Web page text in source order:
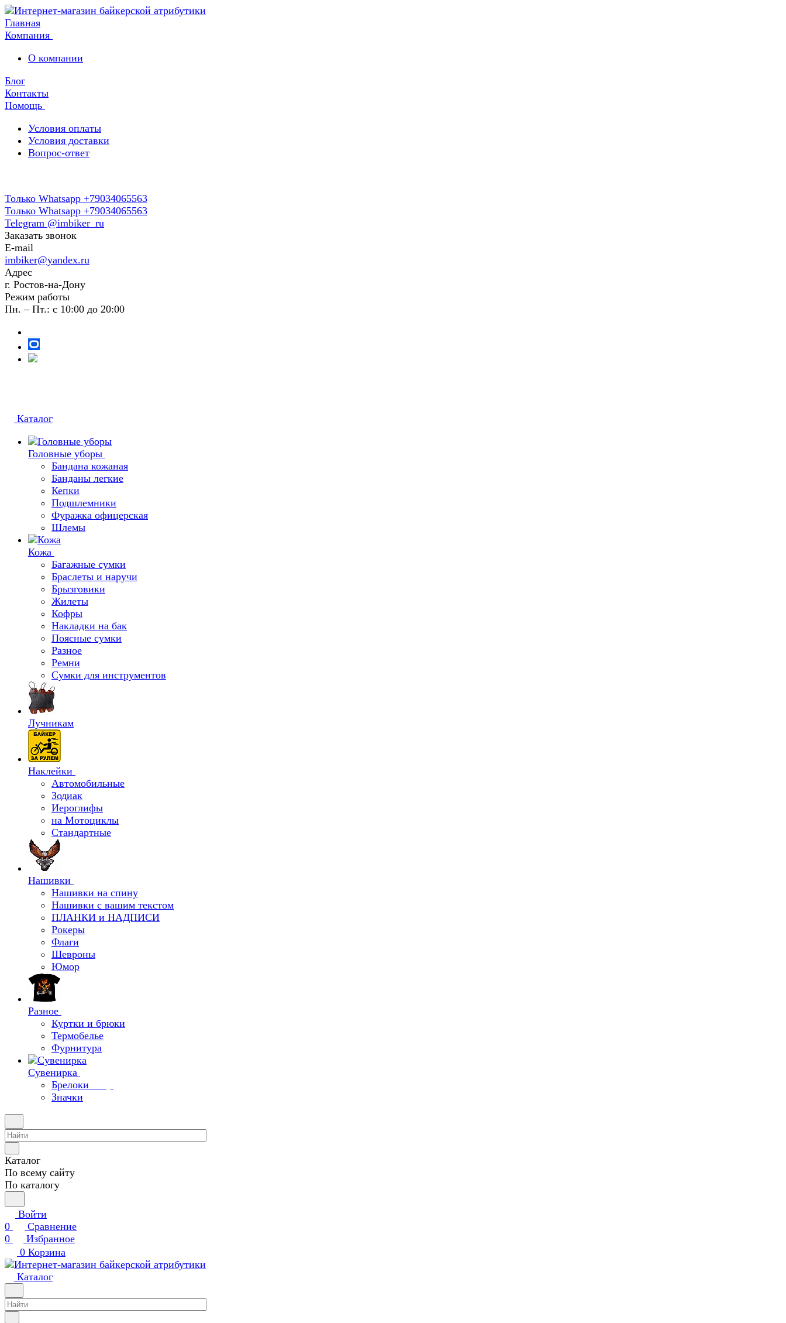
Главная
Компания
О компании
Блог
Контакты
Помощь
Условия оплаты
Условия доставки
Вопрос-ответ
Только Whatsapp +79034065563
Только Whatsapp +79034065563
Telegram @imbiker_ru
Заказать звонок
E-mail
imbiker@yandex.ru
Адрес
г. Ростов-на-Дону
Режим работы
Пн. – Пт.: с 10:00 до 20:00
Каталог
Головные уборы
Бандана кожаная
Банданы легкие
Кепки
Подшлемники
Фуражка офицерская
Шлемы
Кожа
Багажные сумки
Браслеты и наручи
Брызговики
Жилеты
Кофры
Накладки на бак
Поясные сумки
Разное
Ремни
Сумки для инструментов
Лучникам
Наклейки
Автомобильные
Зодиак
Иероглифы
на Мотоциклы
Стандартные
Нашивки
Нашивки на спину
Нашивки с вашим текстом
ПЛАНКИ и НАДПИСИ
Рокеры
Флаги
Шевроны
Юмор
Разное
Куртки и брюки
Термобелье
Фурнитура
Сувенирка
Брелоки
Значки
Каталог
По всему сайту
По каталогу
Войти
0
Сравнение
0
Избранное
0 Корзина
Каталог